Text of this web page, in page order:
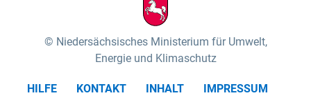
Niedersächsisches Ministerium für Umwelt,
Energie und Klimaschutz
HILFE KONTAKT INHALT
IMPRESSUM